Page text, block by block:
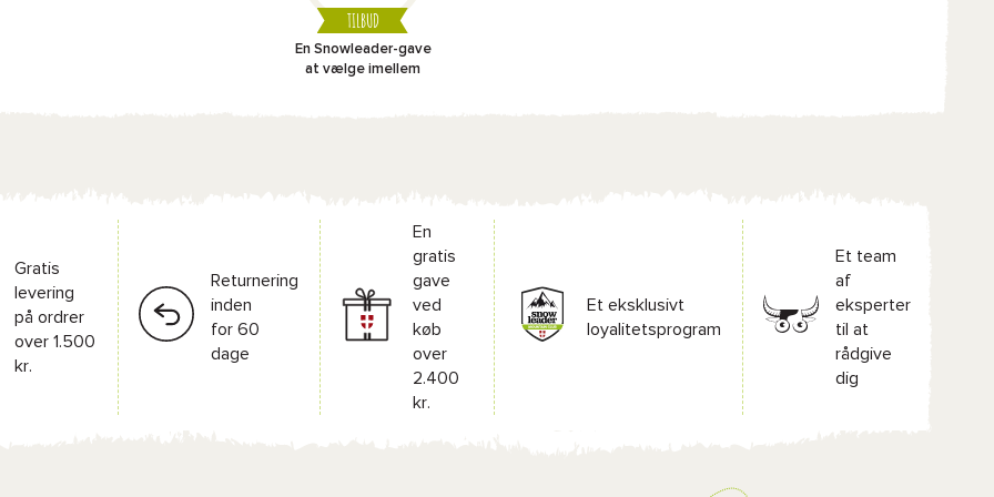
TILBUD
En Snowleader-gave
at vælge imellem
Gratis
levering
på ordrer
over 1.500
kr.
Returnering
inden
for 60
dage
En
gratis
gave
ved
køb
over
2.400
kr.
Et eksklusivt
loyalitetsprogram
Et team
af
eksperter
til at
rådgive
dig